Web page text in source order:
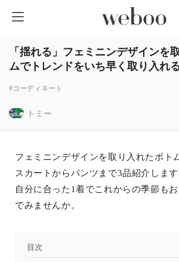
「揺れる」フェミニンデザインを
ムでトレンドをいち早く取り入れ
#コーディネート
トミー
フェミニンデザインを取り入れたボト
スカートからパンツまで3品紹介します
自分に合った1着でこれからの季節も
でみませんか。
目次